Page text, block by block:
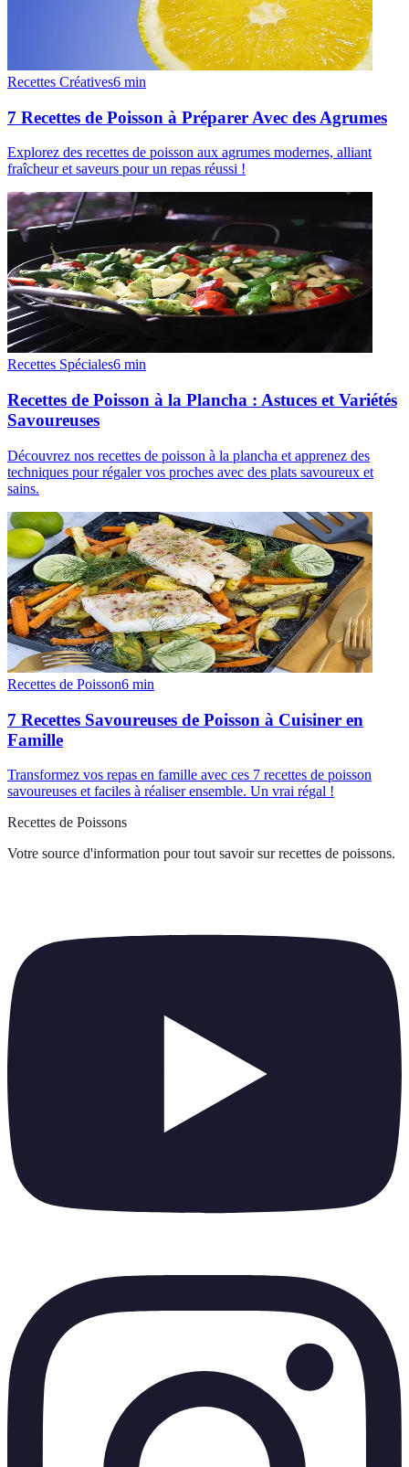
Recettes Créatives6 min
7 Recettes de Poisson à Préparer Avec des Agrumes
Explorez des recettes de poisson aux agrumes modernes, alliant
fraîcheur et saveurs pour un repas réussi !
Recettes Spéciales6 min
Recettes de Poisson à la Plancha : Astuces et Variétés
Savoureuses
Découvrez nos recettes de poisson à la plancha et apprenez des
techniques pour régaler vos proches avec des plats savoureux et
sains.
Recettes de Poisson6 min
7 Recettes Savoureuses de Poisson à Cuisiner en
Famille
Transformez vos repas en famille avec ces 7 recettes de poisson
savoureuses et faciles à réaliser ensemble. Un vrai régal !
Recettes de Poissons
Votre source d'information pour tout savoir sur recettes de poissons.